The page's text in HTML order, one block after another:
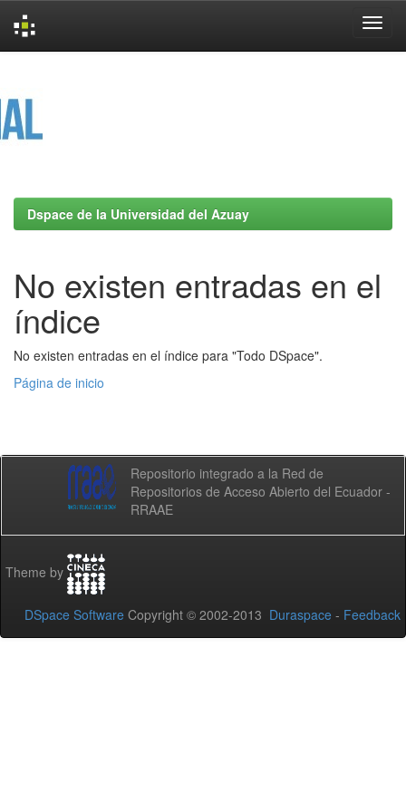
Dspace de la Universidad del Azuay
No existen entradas en el
índice
No existen entradas en el índice para "Todo DSpace".
Página de inicio
Repositorio integrado a la Red de
Repositorios de Acceso Abierto del Ecuador -
RRAAE
Theme by
DSpace Software Copyright © 2002-2013 Duraspace - Feedback